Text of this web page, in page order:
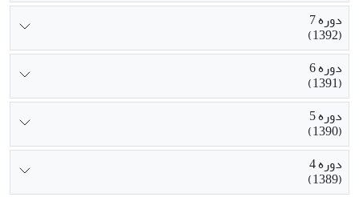
دوره 7
(1392)
دوره 6
(1391)
دوره 5
(1390)
دوره 4
(1389)